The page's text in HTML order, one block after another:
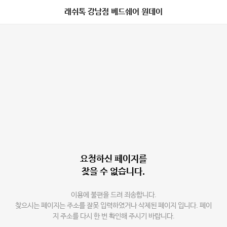
래쉬톡 강남점 베드쉐어 원데이
요청하신 페이지를
찾을 수 없습니다.
이용에 불편을 드려 죄송합니다.
찾으시는 페이지는 주소를 잘못 입력하였거나 삭제된 페이지 입니다. 페이
지 주소를 다시 한 번 확인해 주시기 바랍니다.